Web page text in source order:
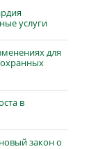
услуги
для
в
закон о